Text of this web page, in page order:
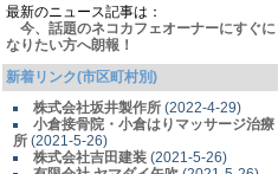
最新のニュース記事は：
今、話題のネコカフェオーナーにすぐに
なりたい方へ朗報！
新着リンク(市区町村別)
株式会社坂井製作所 (2022-4-29)
小倉接骨院・小倉はりマッサージ治療
所 (2021-5-26)
株式会社吉田建装 (2021-5-26)